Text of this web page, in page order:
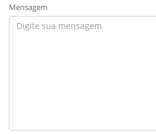
Mensagem